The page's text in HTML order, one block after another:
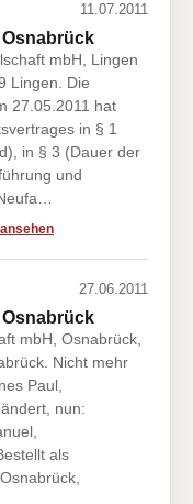
11.07.2011
Osnabrück
mbH, Lingen
Lingen. Die
27.05.2011 hat
in § 1
in § 3 (Dauer der
und
27.06.2011
Osnabrück
mbH, Osnabrück,
Nicht mehr
Paul,
nun:
als